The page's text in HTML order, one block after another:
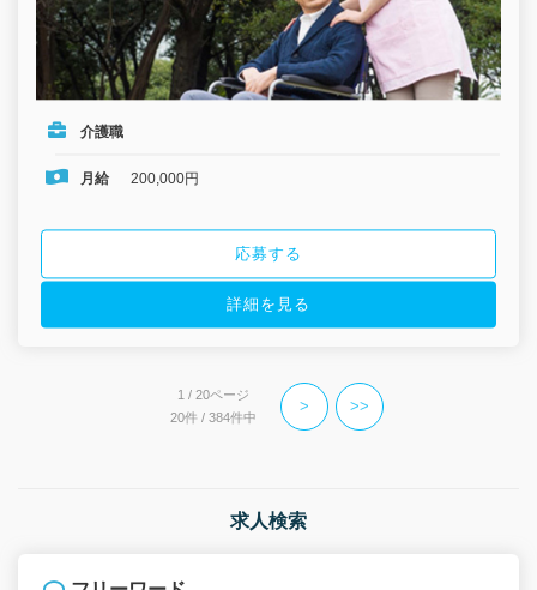
介護職
月給 200,000円
応募する
詳細を見る
1 / 20ページ
20件 / 384件中
> >>
求人検索